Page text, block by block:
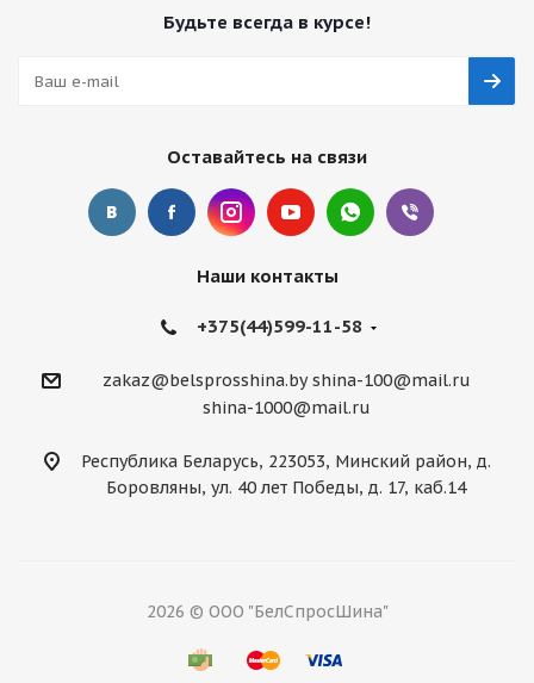
Будьте всегда в курсе!
Оставайтесь на связи
Наши контакты
+375(44)599-11-58
zakaz@belsprosshina.by shina-100@mail.ru
shina-1000@mail.ru
Республика Беларусь, 223053, Минский район, д.
Боровляны, ул. 40 лет Победы, д. 17, каб.14
2026 © ООО "БелСпросШина"